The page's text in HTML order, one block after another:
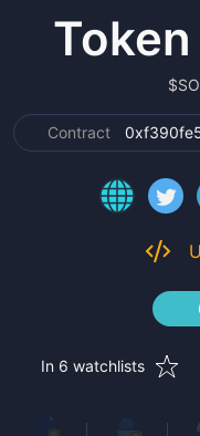
$
Contract
In 6 watchlists